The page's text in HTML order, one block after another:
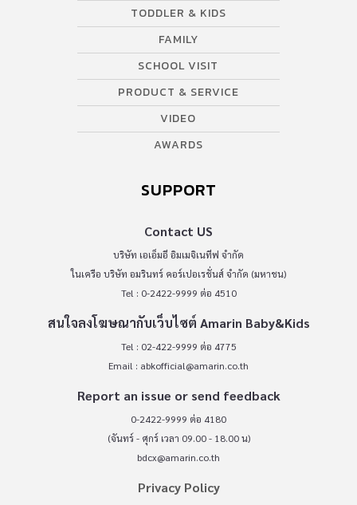
สังเกตได้จากความชอบของลูก แล้วเอามาขยายให้เป็นมุมใหญ่ เป็นมุม
ใหม่ๆที่ลูกและทั้งครอบครัวได้สนุกและใช้เวลาร่วมกัน เช่น มุมงาน
ประดิษฐ์ […]
TODDLER & KIDS
FAMILY
SCHOOL VISIT
PRODUCT & SERVICE
VIDEO
AWARDS
SUPPORT
Contact US
บริษัท เอเอ็มอี อิมเมจิเนทีฟ จำกัด
ในเครือ บริษัท อมรินทร์ คอร์เปอเรชั่นส์ จำกัด (มหาชน)
Tel : 0-2422-9999 ต่อ 4510
สนใจลงโฆษณากับเว็บไซต์ Amarin Baby&Kids
Tel : 02-422-9999 ต่อ 4775
Email : abkofficial@amarin.co.th
Report an issue or send feedback
0-2422-9999 ต่อ 4180
(จันทร์ - ศุกร์ เวลา 09.00 - 18.00 น)
bdcx@amarin.co.th
Privacy Policy